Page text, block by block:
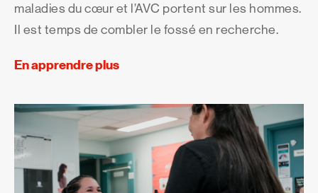
maladies du cœur et l’AVC portent sur les hommes.
Il est temps de combler le fossé en recherche.
En apprendre plus